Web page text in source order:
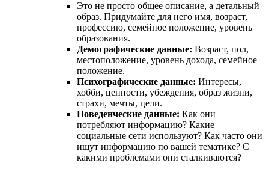
Это не просто общее описание, а детальный
образ. Придумайте для него имя, возраст,
профессию, семейное положение, уровень
образования.
Демографические данные: Возраст, пол,
местоположение, уровень дохода, семейное
положение.
Психографические данные: Интересы,
хобби, ценности, убеждения, образ жизни,
страхи, мечты, цели.
Поведенческие данные: Как они
потребляют информацию? Какие
социальные сети используют? Как часто они
ищут информацию по вашей тематике? С
какими проблемами они сталкиваются?